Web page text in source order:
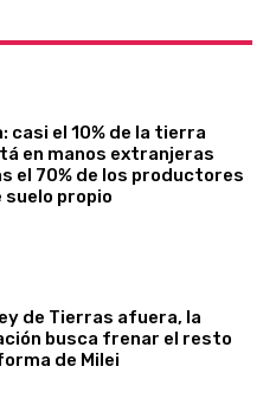
casi el 10% de la tierra
en manos extranjeras
el 70% de los productores
suelo propio
de Tierras afuera, la
busca frenar el resto
de Milei